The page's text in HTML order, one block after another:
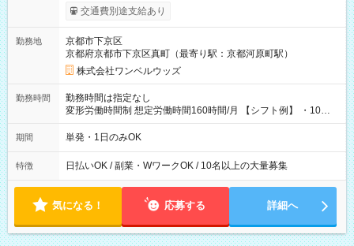
働いたその日に現金GET♪ お仕事後はコンビニATMから 日払
交通費別途支給あり
勤務地
京都市下京区
京都府京都市下京区真町（最寄り駅：京都河原町駅）
株式会社ワンベルウッズ
勤務時間
勤務時間は指定なし
変形労働時間制 想定労働時間160時間/月 【シフト例】 ・10：
00～20：00
期間 単発・1日のみOK
特徴 日払いOK / 副業・WワークOK / 10名以上の大量募集
気になる！ 応募する 詳細へ